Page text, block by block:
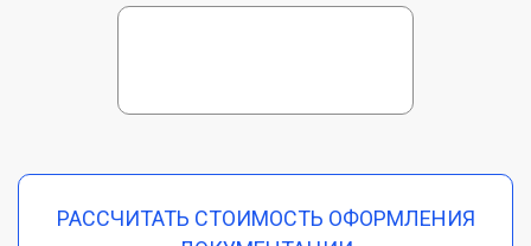
РАССЧИТАТЬ СТОИМОСТЬ ОФОРМЛЕНИЯ